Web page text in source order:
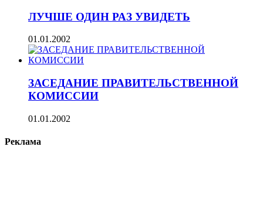
ЛУЧШЕ ОДИН РАЗ УВИДЕТЬ
01.01.2002
ЗАСЕДАНИЕ ПРАВИТЕЛЬСТВЕННОЙ
КОМИССИИ
01.01.2002
Реклама